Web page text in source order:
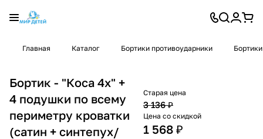
Главная Каталог Бортики противоударники
Бортик - "Коса 4х" +
4 подушки по всему
периметру кроватки
(сатин + синтепух/
Старая цена
3 136 ₽
Цена со скидкой
1 568 ₽